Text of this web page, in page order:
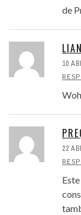
de
10
22